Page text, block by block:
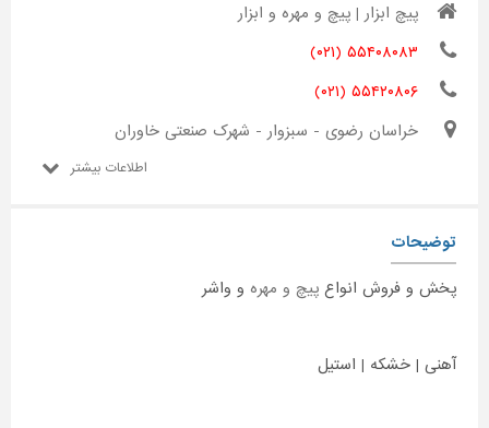
پیچ ابزار | پیچ و مهره و ابزار
۵۵۴۰۸۰۸۳ (۰۲۱)
۵۵۴۲۰۸۰۶ (۰۲۱)
خراسان رضوی - سبزوار - شهرک صنعتی خاوران
اطلاعات بیشتر
توضیحات
پخش و فروش انواع پیچ و مهره و واشر
آهنی | خشکه | استیل